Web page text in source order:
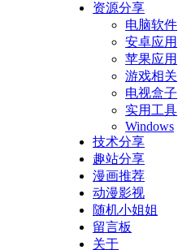
资源分享
电脑软件
安卓应用
苹果应用
游戏相关
电视盒子
实用工具
Windows
技术分享
趣站分享
漫画推荐
动漫影视
随机小姐姐
留言板
关于